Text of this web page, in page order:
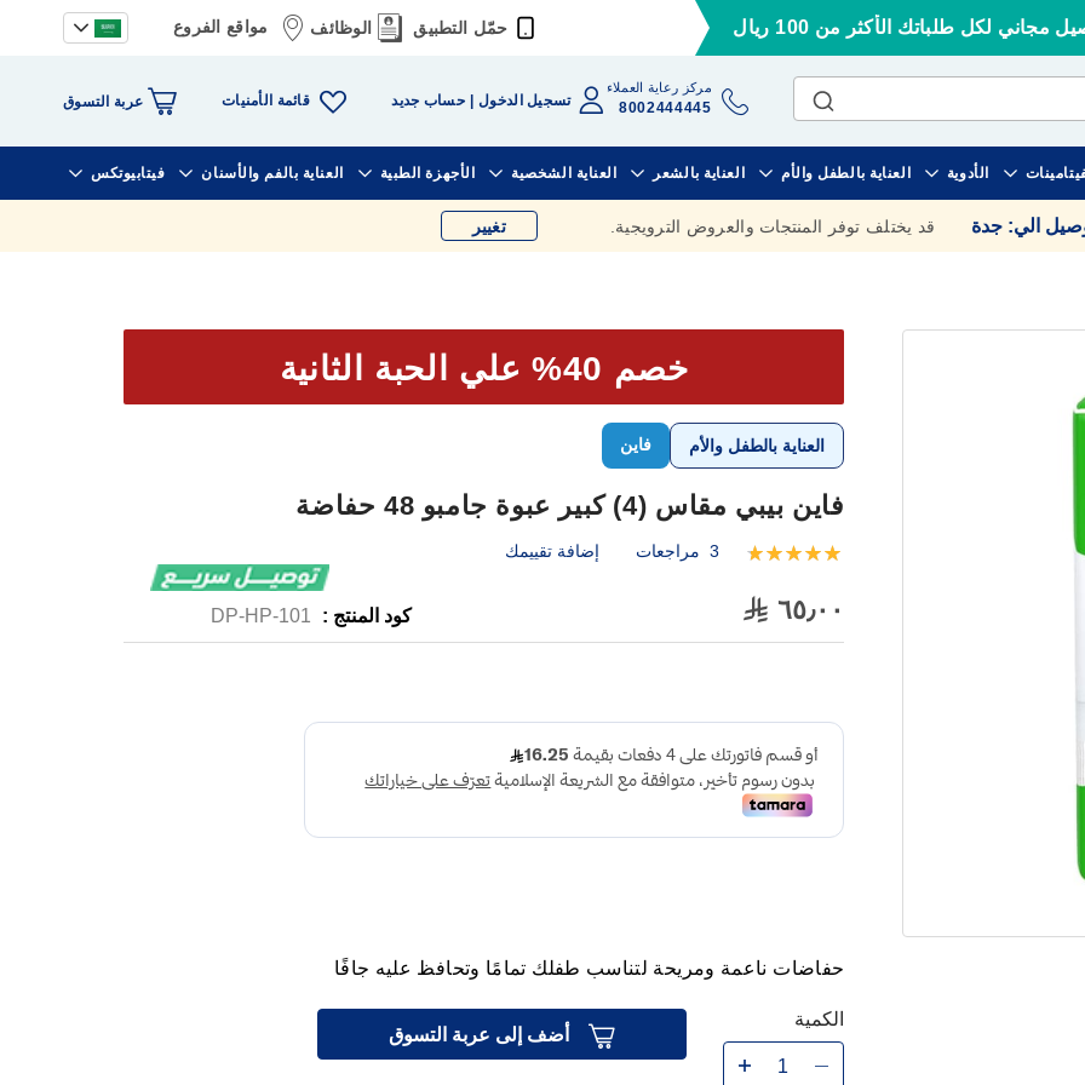
مجاني لكل طلباتك الأكثر من 100 ريال حمّل التطبيق الوظائف مواقع الفروع
مركز رعاية العملاء
8002444445 تسجيل الدخول حساب جديد قائمة الأمنيات عربة التسوق
الأدوية العناية بالطفل والأم العناية بالشعر العناية الشخصية الأجهزة الطبية العناية بالفم والأسنان فيتابيوتكس
الي: جدة قد يختلف توفر المنتجات والعروض الترويجية. تغيير
خصم 40% علي الحبة الثانية
العناية بالطفل والأم فاين
فاين بيبي مقاس (4) كبير عبوة جامبو 48 حفاضة
تقييم:
3 مراجعات إضافة تقييمك
٦٥٫٠٠ كود المنتج : DP-HP-101
حفاضات ناعمة ومريحة لتناسب طفلك تمامًا وتحافظ عليه جافًا
الكمية
أضف إلى عربة التسوق